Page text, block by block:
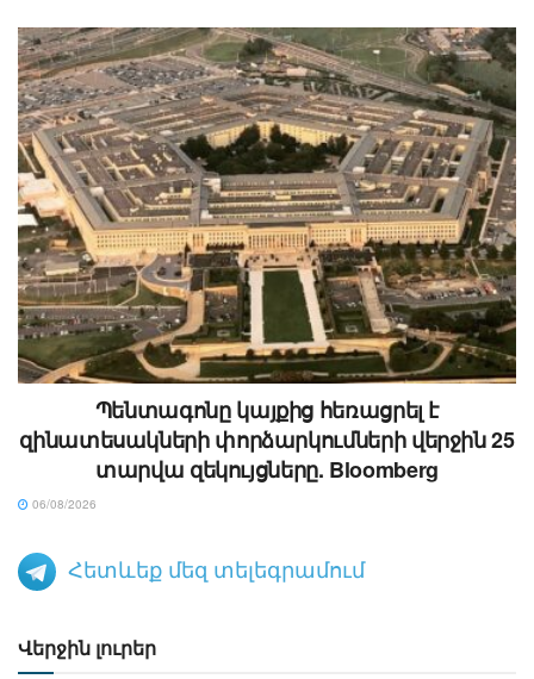
Պենտագոնը կայքից հեռացրել է
զինատեսակների փորձարկումների վերջին 25
տարվա զեկույցները. Bloomberg
06/08/2026
Հետևեք մեզ տելեգրամում
Վերջին լուրեր